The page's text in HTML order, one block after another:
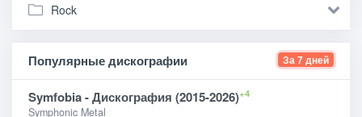
Rock
Популярные дискографии За 7 дней
Symfobia - Дискография (2015-2026)+4
Symphonic Metal